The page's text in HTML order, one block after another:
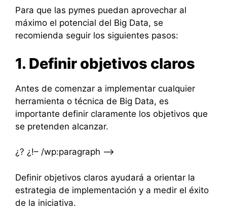
Para que las pymes puedan aprovechar al
máximo el potencial del Big Data, se
recomienda seguir los siguientes pasos:
1. Definir objetivos claros
Antes de comenzar a implementar cualquier
herramienta o técnica de Big Data, es
importante definir claramente los objetivos que
se pretenden alcanzar.
¿? ¿!– /wp:paragraph –>
Definir objetivos claros ayudará a orientar la
estrategia de implementación y a medir el éxito
de la iniciativa.